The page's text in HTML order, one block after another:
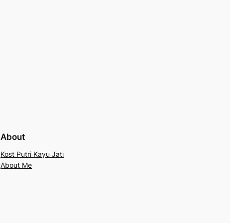
About
Kost Putri Kayu Jati
About Me